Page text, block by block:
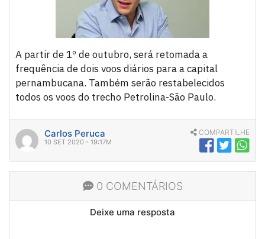
A partir de 1º de outubro, será retomada a
frequência de dois voos diários para a capital
pernambucana. Também serão restabelecidos
todos os voos do trecho Petrolina-São Paulo.
Carlos Peruca
10 SET 2020 - 19:17M
COMPARTILHE
0 COMENTÁRIOS
Deixe uma resposta